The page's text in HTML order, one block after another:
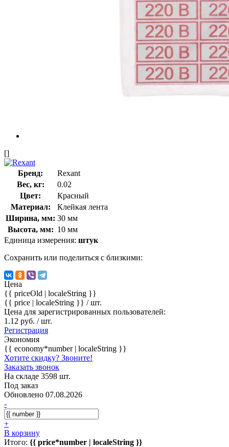
[]
Бренд:
Rexant
Вес, кг:
0.02
Цвет:
Красный
Материал:
Клейкая лента
Ширина, мм: 30 мм
Высота, мм: 10 мм
Единица измерения: штук
Сохранить или поделиться с близкими:
Цена
{{ priceOld | localeString }}
{{ price | localeString }} / шт.
Цена для зарегистрированных пользователей:
1.12 руб. / шт.
Регистрация
Экономия
{{ economy*number | localeString }}
Хотите скидку? Звоните!
Заказать звонок
На складе 3598 шт.
Под заказ
Обновлено 07.08.2026
-
+
В корзину
Итого: {{ price*number | localeString }}